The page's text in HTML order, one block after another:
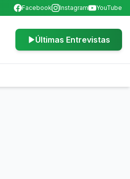
Facebook Instagram YouTube
Últimas Entrevistas